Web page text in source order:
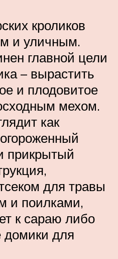
кроликов
и уличным.
главной цели
– вырастить
и плодовитое
мехом.
как
прикрытый
для травы
и поилками,
к сараю либо
домики для